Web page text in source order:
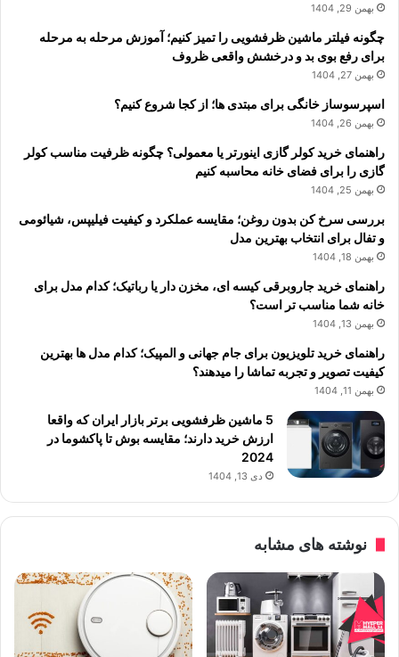
بهمن 29, 1404
چگونه فیلتر ماشین ظرفشویی را تمیز کنیم؛ آموزش مرحله به مرحله
برای رفع بوی بد و درخشش واقعی ظروف
بهمن 27, 1404
اسپرسوساز خانگی برای مبتدی ها؛ از کجا شروع کنیم؟
بهمن 26, 1404
راهنمای خرید کولر گازی اینورتر یا معمولی؟ چگونه ظرفیت مناسب کولر
گازی را برای فضای خانه محاسبه کنیم
بهمن 25, 1404
بررسی سرخ کن بدون روغن؛ مقایسه عملکرد و کیفیت فیلیپس، شیائومی
و تفال برای انتخاب بهترین مدل
بهمن 18, 1404
راهنمای خرید جاروبرقی کیسه ای، مخزن دار یا رباتیک؛ کدام مدل برای
خانه شما مناسب تر است؟
بهمن 13, 1404
راهنمای خرید تلویزیون برای جام جهانی و المپیک؛ کدام مدل ها بهترین
کیفیت تصویر و تجربه تماشا را میدهند؟
بهمن 11, 1404
5 ماشین ظرفشویی برتر بازار ایران که واقعا
ارزش خرید دارند؛ مقایسه بوش تا پاکشوما در
2024
دی 13, 1404
نوشته های مشابه